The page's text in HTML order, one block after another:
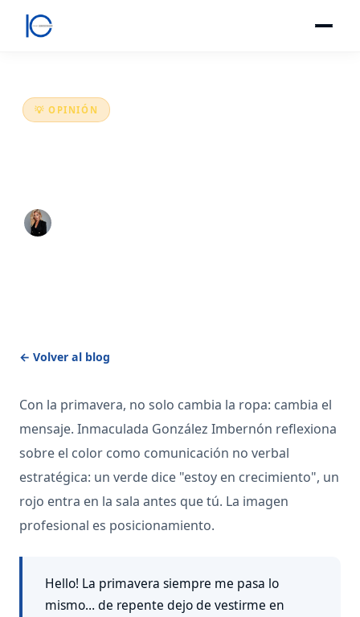
💡 OPINIÓN
← Volver al blog
Con la primavera, no solo cambia la ropa: cambia el
mensaje. Inmaculada González Imbernón reflexiona
sobre el color como comunicación no verbal
estratégica: un verde dice "estoy en crecimiento", un
rojo entra en la sala antes que tú. La imagen
profesional es posicionamiento.
Hello! La primavera siempre me pasa lo
mismo… de repente dejo de vestirme en